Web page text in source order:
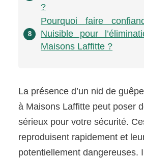
?
8
Pourquoi faire
Nuisible pour
Maisons Laffitte ?
La présence d’un nid de
à Maisons Laffitte peut poser
sérieux pour votre sécurité.
reproduisent rapidement et
potentiellement dangereuses.